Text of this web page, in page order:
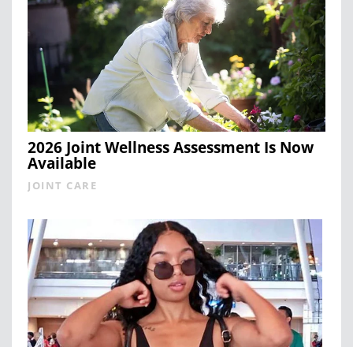
2026 Joint Wellness Assessment Is Now
Available
JOINT CARE